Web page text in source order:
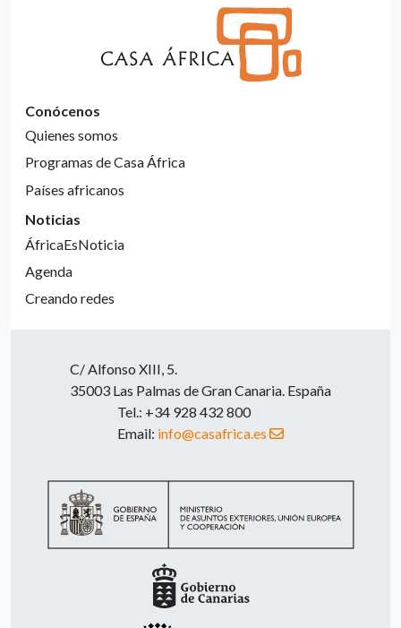
Conócenos
Quienes somos
Programas de Casa África
Países africanos
Noticias
ÁfricaEsNoticia
Agenda
Creando redes
C/ Alfonso XIII, 5.
35003 Las Palmas de Gran Canaria. España
Tel.: +34 928 432 800
Email: info@casafrica.es